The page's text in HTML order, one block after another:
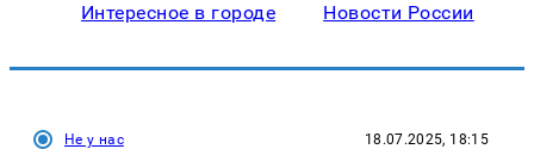
Интересное в городе Новости России
Не у нас 18.07.2025, 18:15